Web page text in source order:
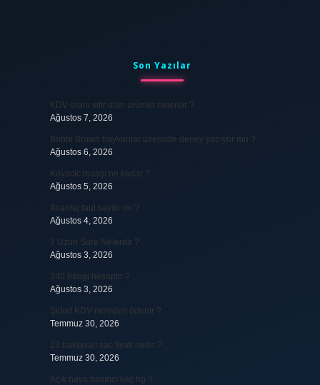
SidebarSon Yazılar
KDV oranı sıfır olan ürünler nelerdir ?
Ağustos 7, 2026
Bobbi Brown hayvanlar üzerinde deney yapıyor mu ?
Ağustos 6, 2026
Kovacic maaşı ne kadar ?
Ağustos 5, 2026
Avantaj faul sayılır mı ?
Ağustos 4, 2026
7 Uzun Sure Nelerdir ?
Ağustos 3, 2026
340 hangi hesaptır ?
Ağustos 3, 2026
Şirket KDV nereden ödenir ?
Temmuz 30, 2026
23 baklavalı sac fiyatı nedir ?
Temmuz 30, 2026
Açık hava basıncı kaç hg ?